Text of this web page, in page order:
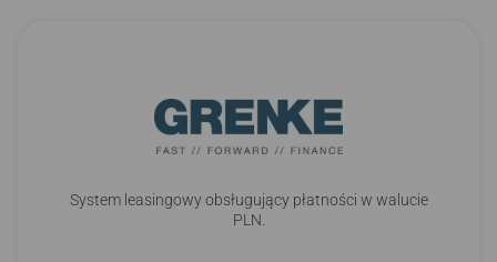
System leasingowy obsługujący płatności w walucie
PLN.